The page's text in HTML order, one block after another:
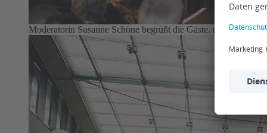
Moderatorin Susanne Schöne begrüßt die Gäste. (Foto: S.